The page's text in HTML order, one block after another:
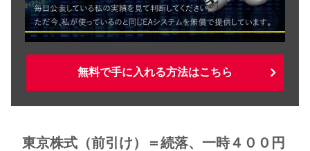
無料で手に入れる方法はこちら
東京株式（前引け）＝続落、一時４００円